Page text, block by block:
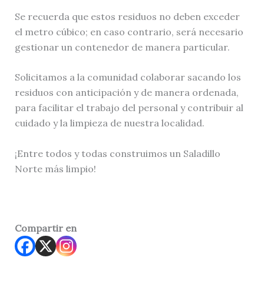
Se recuerda que estos residuos no deben exceder
el metro cúbico; en caso contrario, será necesario
gestionar un contenedor de manera particular.
Solicitamos a la comunidad colaborar sacando los
residuos con anticipación y de manera ordenada,
para facilitar el trabajo del personal y contribuir al
cuidado y la limpieza de nuestra localidad.
¡Entre todos y todas construimos un Saladillo
Norte más limpio!
Compartir en